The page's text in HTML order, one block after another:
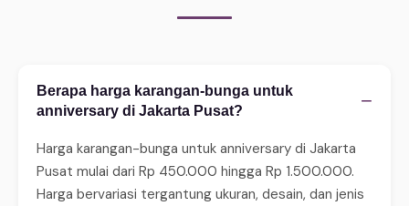
Berapa harga karangan-bunga untuk
anniversary di Jakarta Pusat?
−
Harga karangan-bunga untuk anniversary di Jakarta
Pusat mulai dari Rp 450.000 hingga Rp 1.500.000.
Harga bervariasi tergantung ukuran, desain, dan jenis